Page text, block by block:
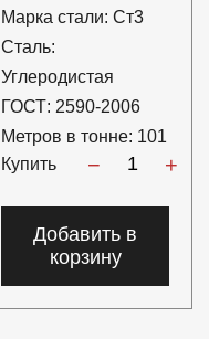
Марка стали: Ст3
Сталь:
Углеродистая
ГОСТ: 2590-2006
Метров в тонне: 101
Купить
− +
Добавить в
корзину